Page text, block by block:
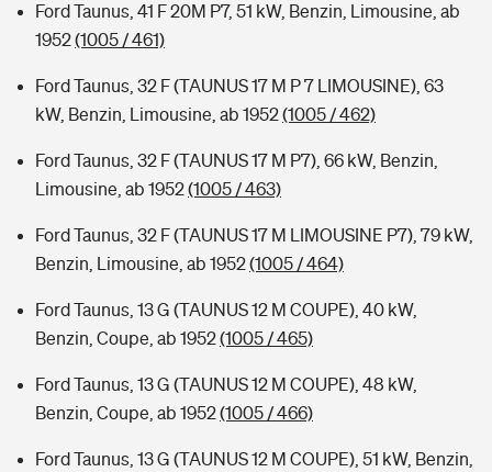
Ford Taunus, 41 F 20M P7, 51 kW, Benzin, Limousine, ab
1952(1005 / 461)
Ford Taunus, 32 F (TAUNUS 17 M P 7 LIMOUSINE), 63
kW, Benzin, Limousine, ab 1952(1005 / 462)
Ford Taunus, 32 F (TAUNUS 17 M P7), 66 kW, Benzin,
Limousine, ab 1952(1005 / 463)
Ford Taunus, 32 F (TAUNUS 17 M LIMOUSINE P7), 79 kW,
Benzin, Limousine, ab 1952(1005 / 464)
Ford Taunus, 13 G (TAUNUS 12 M COUPE), 40 kW,
Benzin, Coupe, ab 1952(1005 / 465)
Ford Taunus, 13 G (TAUNUS 12 M COUPE), 48 kW,
Benzin, Coupe, ab 1952(1005 / 466)
Ford Taunus, 13 G (TAUNUS 12 M COUPE), 51 kW, Benzin,